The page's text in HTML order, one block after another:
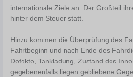
internationale Ziele an. Der Großteil
hinter dem Steuer statt.
Hinzu kommen die Überprüfung des
Fahrtbeginn und nach Ende des
Defekte, Tankladung, Zustand des
gegebenenfalls liegen gebliebene